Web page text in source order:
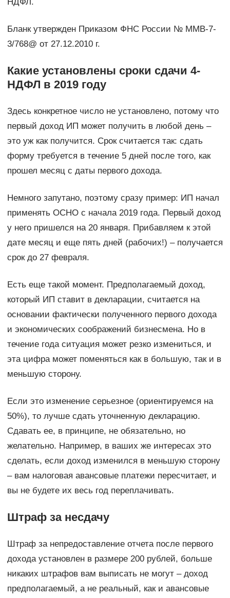
НДФЛ.
Бланк утвержден Приказом ФНС России № ММВ-7-
3/768@ от 27.12.2010 г.
Какие установлены сроки сдачи 4-
НДФЛ в 2019 году
Здесь конкретное число не установлено, потому что
первый доход ИП может получить в любой день –
это уж как получится. Срок считается так: сдать
форму требуется в течение 5 дней после того, как
прошел месяц с даты первого дохода.
Немного запутано, поэтому сразу пример: ИП начал
применять ОСНО с начала 2019 года. Первый доход
у него пришелся на 20 января. Прибавляем к этой
дате месяц и еще пять дней (рабочих!) – получается
срок до 27 февраля.
Есть еще такой момент. Предполагаемый доход,
который ИП ставит в декларации, считается на
основании фактически полученного первого дохода
и экономических соображений бизнесмена. Но в
течение года ситуация может резко измениться, и
эта цифра может поменяться как в большую, так и в
меньшую сторону.
Если это изменение серьезное (ориентируемся на
50%), то лучше сдать уточненную декларацию.
Сдавать ее, в принципе, не обязательно, но
желательно. Например, в ваших же интересах это
сделать, если доход изменился в меньшую сторону
– вам налоговая авансовые платежи пересчитает, и
вы не будете их весь год переплачивать.
Штраф за несдачу
Штраф за непредоставление отчета после первого
дохода установлен в размере 200 рублей, больше
никаких штрафов вам выписать не могут – доход
предполагаемый, а не реальный, как и авансовые